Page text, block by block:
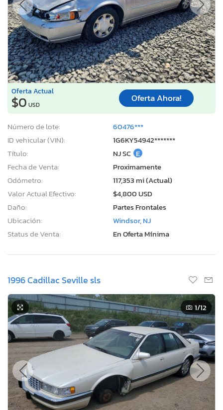
Oferta Actual
$0 USD
Oferta Ahora!
Número de lote:
60476***
ID vehicular (VIN):
1G6KY54942*******
Título:
NJ SC E
Fecha de Venta:
Proximamente
Odómetro:
117,353 mi (Actual)
Valor Actual Efectivo:
$4,800 USD
Daño:
Partes Frontales
Ubicación:
Windsor, NJ
Status de Venta:
En Oferta Mínima
1996 Cadillac Seville sls
1/12